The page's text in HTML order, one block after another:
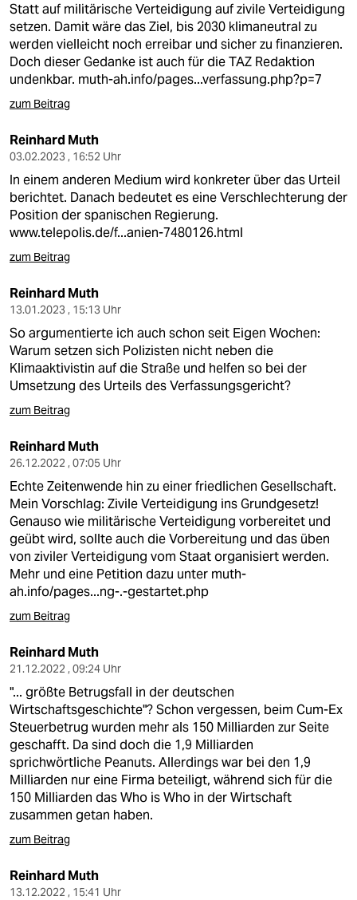
Statt auf militärische Verteidigung auf zivile Verteidigung
setzen. Damit wäre das Ziel, bis 2030 klimaneutral zu
werden vielleicht noch erreibar und sicher zu finanzieren.
Doch dieser Gedanke ist auch für die TAZ Redaktion
undenkbar. muth-ah.info/pages...verfassung.php?p=7
zum Beitrag
Reinhard Muth
03.02.2023 , 16:52 Uhr
In einem anderen Medium wird konkreter über das Urteil
berichtet. Danach bedeutet es eine Verschlechterung der
Position der spanischen Regierung.
www.telepolis.de/f...anien-7480126.html
zum Beitrag
Reinhard Muth
13.01.2023 , 15:13 Uhr
So argumentierte ich auch schon seit Eigen Wochen:
Warum setzen sich Polizisten nicht neben die
Klimaaktivistin auf die Straße und helfen so bei der
Umsetzung des Urteils des Verfassungsgericht?
zum Beitrag
Reinhard Muth
26.12.2022 , 07:05 Uhr
Echte Zeitenwende hin zu einer friedlichen Gesellschaft.
Mein Vorschlag: Zivile Verteidigung ins Grundgesetz!
Genauso wie militärische Verteidigung vorbereitet und
geübt wird, sollte auch die Vorbereitung und das üben
von ziviler Verteidigung vom Staat organisiert werden.
Mehr und eine Petition dazu unter muth-
ah.info/pages...ng-.-gestartet.php
zum Beitrag
Reinhard Muth
21.12.2022 , 09:24 Uhr
"... größte Betrugsfall in der deutschen
Wirtschaftsgeschichte"? Schon vergessen, beim Cum-Ex
Steuerbetrug wurden mehr als 150 Milliarden zur Seite
geschafft. Da sind doch die 1,9 Milliarden
sprichwörtliche Peanuts. Allerdings war bei den 1,9
Milliarden nur eine Firma beteiligt, während sich für die
150 Milliarden das Who is Who in der Wirtschaft
zusammen getan haben.
zum Beitrag
Reinhard Muth
13.12.2022 , 15:41 Uhr